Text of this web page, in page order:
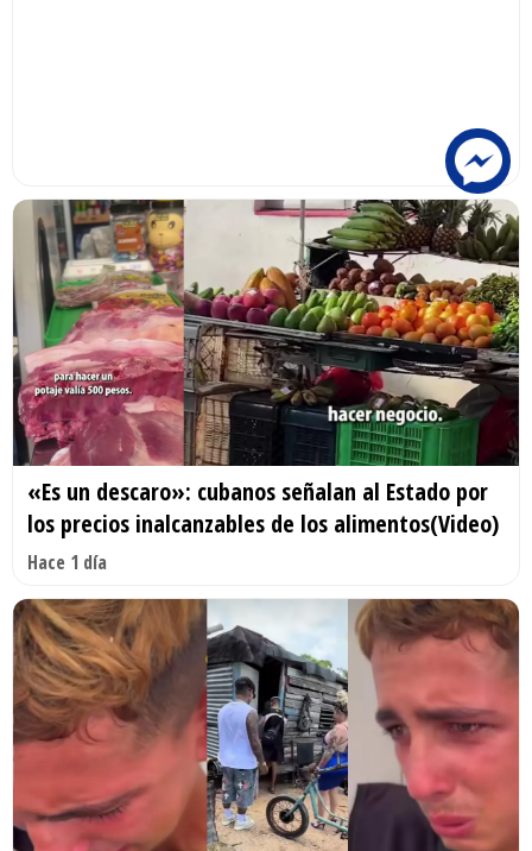
«Es un descaro»: cubanos señalan al Estado por
los precios inalcanzables de los alimentos(Video)
Hace 1 día